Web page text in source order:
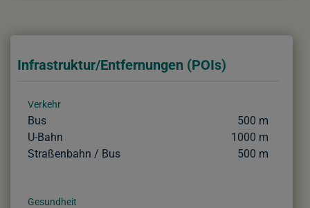
Infrastruktur/Entfernungen (POIs)
Verkehr
Bus
500 m
U-Bahn
1000 m
Straßenbahn / Bus
500 m
Gesundheit